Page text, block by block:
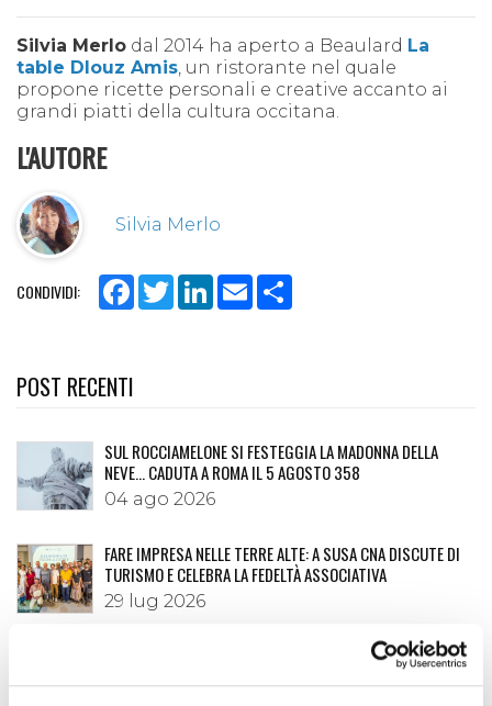
Silvia Merlo dal 2014 ha aperto a Beaulard La
table Dlouz Amis, un ristorante nel quale
propone ricette personali e creative accanto ai
grandi piatti della cultura occitana.
L'AUTORE
Silvia Merlo
CONDIVIDI: Facebook
TwitterLinkedIn
Email
POST RECENTI
SUL ROCCIAMELONE SI FESTEGGIA LA MADONNA DELLA
NEVE… CADUTA A ROMA IL 5 AGOSTO 358
04 ago 2026
FARE IMPRESA NELLE TERRE ALTE: A SUSA CNA DISCUTE DI
TURISMO E CELEBRA LA FEDELTÀ ASSOCIATIVA
29 lug 2026
IL GELSO: INTRODOTTO PER L'ALIMENTAZIONE DEI BACHI DA